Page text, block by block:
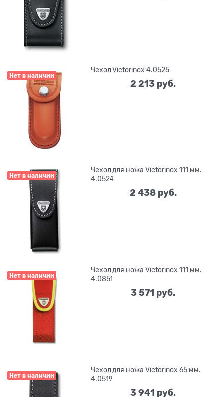
Нет в наличии
Чехол Victorinox 4.0525
2 213 руб.
Нет в наличии
Чехол для ножа Victorinox 111 мм.
4.0524
2 438 руб.
Нет в наличии
Чехол для ножа Victorinox 111 мм.
4.0851
3 571 руб.
Нет в наличии
Чехол для ножа Victorinox 65 мм.
4.0519
3 941 руб.